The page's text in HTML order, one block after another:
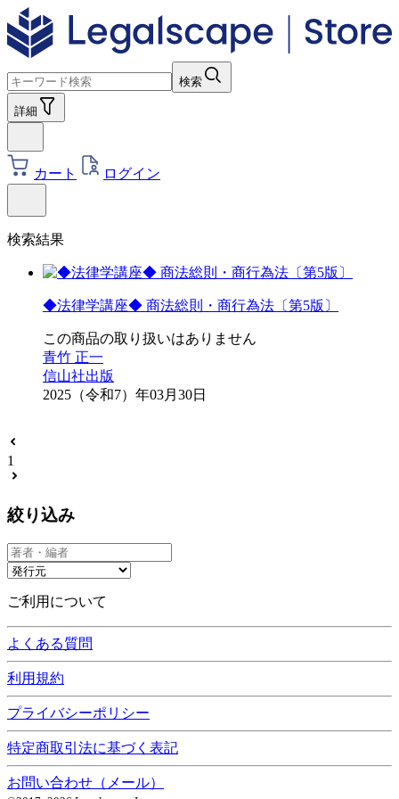
検索
詳細
カート ログイン
検索結果
◆法律学講座◆ 商法総則・商行為法〔第5版〕
この商品の取り扱いはありません
青竹 正一
信山社出版
2025（令和7）年03月30日
1
絞り込み
ご利用について
よくある質問
利用規約
プライバシーポリシー
特定商取引法に基づく表記
お問い合わせ（メール）